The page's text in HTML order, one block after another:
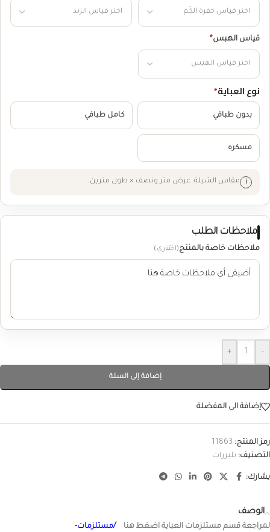
قياس الهبس*
نوع العباية*
بدون طباقي كامل طباقي
مسكره
مقاس الشيلة: عرض متر ونصف × طول مترين.
ملاحظات الطلب
ملاحظات خاصة بالمنتج(اختياري)
-
+
إضافة إلى السلة
إضافة الى المفضلة
رمز المنتج: 11863
التصنيف: بليزرات
يشارك:
الوصف
لمراجعة قسم مستلزمات العباية اضغط هنا
/مستلزمات-